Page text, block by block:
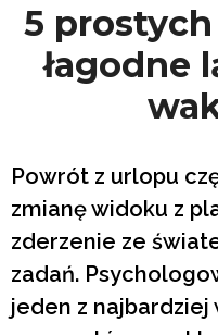
5
łagodne
Powrót z urlopu
zmianę widoku z
zderzenie ze
zadań.
jeden z najbardziej